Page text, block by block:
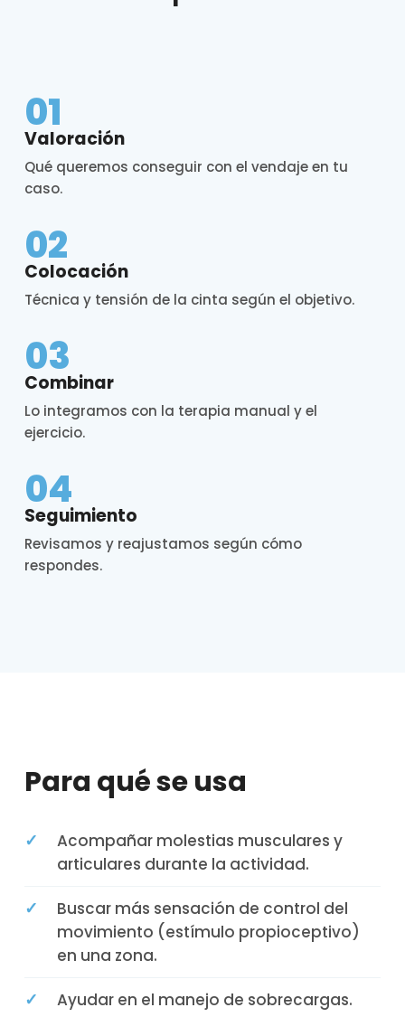
01
Valoración
Qué queremos conseguir con el vendaje en tu
caso.
02
Colocación
Técnica y tensión de la cinta según el objetivo.
03
Combinar
Lo integramos con la terapia manual y el
ejercicio.
04
Seguimiento
Revisamos y reajustamos según cómo
respondes.
Para qué se usa
✓
Acompañar molestias musculares y
articulares durante la actividad.
✓
Buscar más sensación de control del
movimiento (estímulo propioceptivo)
en una zona.
✓ Ayudar en el manejo de sobrecargas.